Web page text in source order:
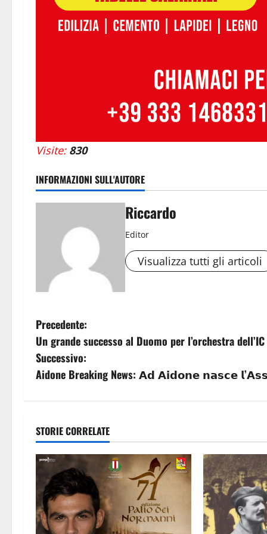
Visite: 830
INFORMAZIONI SULL'AUTORE
Riccardo
Editor
Visualizza tutti gli articoli
N
a
v
g
a
z
i
o
Precedente:
Un grande successo al Duomo per l’orchestra
Successivo:
Aidone Breaking News: 𝗔𝗱 𝗔𝗶𝗱𝗼𝗻𝗲 𝗻𝗮𝘀𝗰𝗲
STORIE CORRELATE